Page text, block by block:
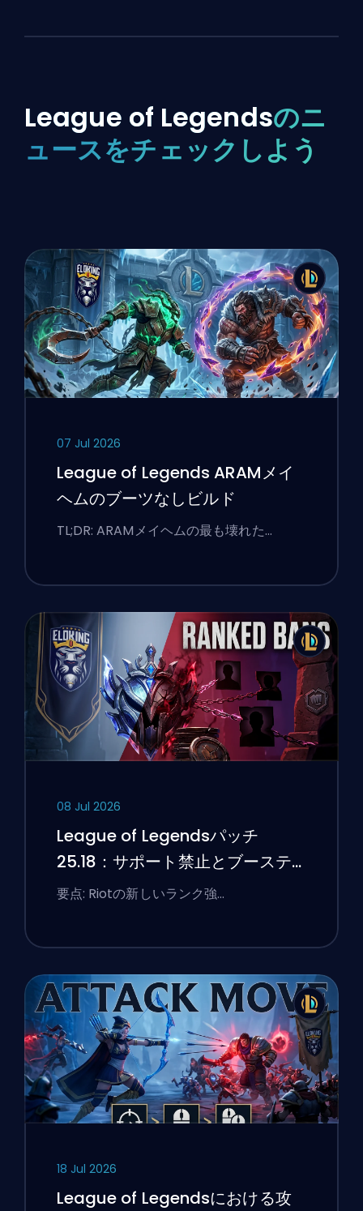
League of Legendsのニ
ュースをチェックしよう
07 Jul 2026
League of Legends ARAMメイ
ヘムのブーツなしビルド
TL;DR: ARAMメイヘムの最も壊れた…
08 Jul 2026
League of Legendsパッチ
25.18：サポート禁止とブーステ
ィングのフラグ
要点: Riotの新しいランク強…
18 Jul 2026
League of Legendsにおける攻